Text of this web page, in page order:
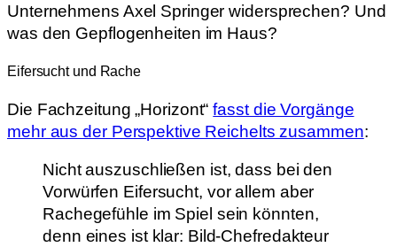
Unternehmens Axel Springer widersprechen? Und
was den Gepflogenheiten im Haus?
Eifersucht und Rache
Die Fachzeitung „Horizont“fasst die Vorgänge
mehr aus der Perspektive Reichelts zusammen:
Nicht auszuschließen ist, dass bei den
Vorwürfen Eifersucht, vor allem aber
Rachegefühle im Spiel sein könnten,
denn eines ist klar: Bild-Chefredakteur